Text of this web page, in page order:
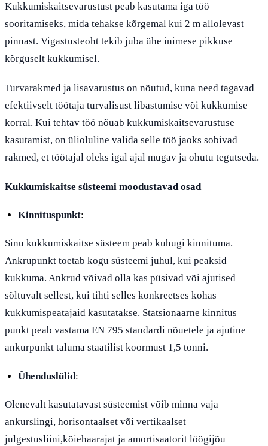
Kukkumiskaitsevarustust peab kasutama iga töö
sooritamiseks, mida tehakse kõrgemal kui 2 m allolevast
pinnast. Vigastusteoht tekib juba ühe inimese pikkuse
kõrguselt kukkumisel.
Turvarakmed ja lisavarustus on nõutud, kuna need tagavad
efektiivselt töötaja turvalisust libastumise või kukkumise
korral. Kui tehtav töö nõuab kukkumiskaitsevarustuse
kasutamist, on ülioluline valida selle töö jaoks sobivad
rakmed, et töötajal oleks igal ajal mugav ja ohutu tegutseda.
Kukkumiskaitse süsteemi moodustavad osad
Kinnituspunkt:
Sinu kukkumiskaitse süsteem peab kuhugi kinnituma.
Ankrupunkt toetab kogu süsteemi juhul, kui peaksid
kukkuma. Ankrud võivad olla kas püsivad või ajutised
sõltuvalt sellest, kui tihti selles konkreetses kohas
kukkumispeatajaid kasutatakse. Statsionaarne kinnitus
punkt peab vastama EN 795 standardi nõuetele ja ajutine
ankurpunkt taluma staatilist koormust 1,5 tonni.
Ühenduslülid:
Olenevalt kasutatavast süsteemist võib minna vaja
ankurslingi, horisontaalset või vertikaalset
julgestusliini,köiehaarajat ja amortisaatorit löögijõu